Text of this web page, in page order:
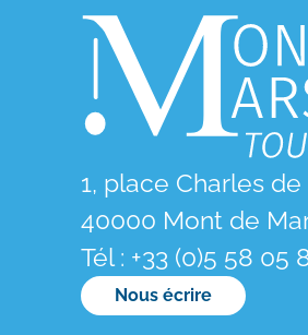
1, place Charles
40000 Mont de
Tél : +33 (0)5 58 05
Nous écrire